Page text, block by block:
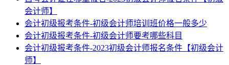
会计师】
会计初级报考条件-初级会计师培训班价格一般多少
会计初级报考条件-初级会计师要考哪些科目
会计初级报考条件-2023初级会计师报名条件【初级会计
师】